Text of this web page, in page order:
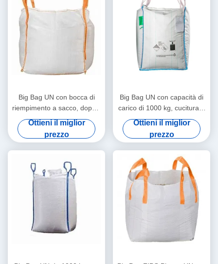
Big Bag UN con bocca di
riempimento a sacco, doppia
cucitura a catena e
protezione antistatica per
imballaggi sfusi sicuri
Ottieni il miglior
prezzo
Big Bag UN con capacità di
carico di 1000 kg, cucitura a
doppia catena e colore del
passante blu per una
movimentazione sicura dei
materiali
Ottieni il miglior
prezzo